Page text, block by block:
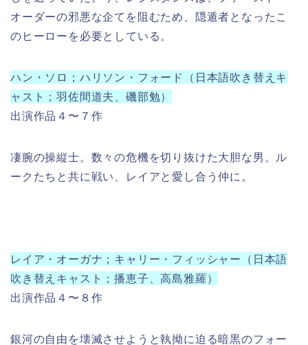
オーダーの邪悪な企てを阻むため、隠遁者となったこ
のヒーローを必要としている。
ハン・ソロ；ハリソン・フォード（日本語吹き替えキ
ャスト；羽佐間道夫、磯部勉）
出演作品４〜７作
凄腕の操縦士。数々の危機を切り抜けた大胆な男。ル
ークたちと共に戦い、レイアと愛し合う仲に。
レイア・オーガナ；キャリー・フィッシャー（日本語
吹き替えキャスト；播恵子、高島雅羅）
出演作品４〜８作
銀河の自由を壊滅させようと執拗に迫る暗黒のフォー